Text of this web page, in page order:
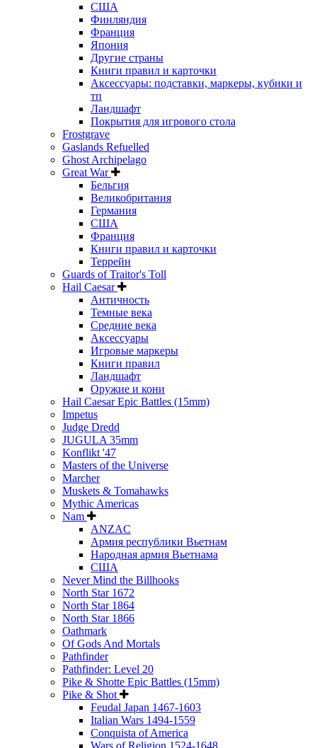
США
Финляндия
Франция
Япония
Другие страны
Книги правил и карточки
Аксессуары: подставки, маркеры, кубики и
тп
Ландшафт
Покрытия для игрового стола
Frostgrave
Gaslands Refuelled
Ghost Archipelago
Great War
Бельгия
Великобритания
Германия
США
Франция
Книги правил и карточки
Террейн
Guards of Traitor's Toll
Hail Caesar
Античность
Темные века
Средние века
Аксессуары
Игровые маркеры
Книги правил
Ландшафт
Оружие и кони
Hail Caesar Epic Battles (15mm)
Impetus
Judge Dredd
JUGULA 35mm
Konflikt '47
Masters of the Universe
Marcher
Muskets & Tomahawks
Mythic Americas
Nam
ANZAC
Армия республики Вьетнам
Народная армия Вьетнама
США
Never Mind the Billhooks
North Star 1672
North Star 1864
North Star 1866
Oathmark
Of Gods And Mortals
Pathfinder
Pathfinder: Level 20
Pike & Shotte Epic Battles (15mm)
Pike & Shot
Feudal Japan 1467-1603
Italian Wars 1494-1559
Conquista of America
Wars of Religion 1524-1648